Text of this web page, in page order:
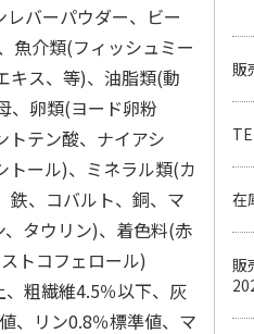
良品 カムカ
タルコーン
るボーン型 S
銀のスプーン パウ
チ 健康に育つ子ね
こ用 まぐろ・かつ
バーパウダー、ビー
魚介類(フィッシュミー
キス、等)、油脂類(動
、卵類(ヨード卵粉
トテン酸、ナイアシ
トール)、ミネラル類(カ
鉄、コバルト、銅、マ
タウリン)、着色料(赤
トコフェロール)
、粗繊維4.5％以下、灰
、リン0.8％標準値、マ
販
在
販